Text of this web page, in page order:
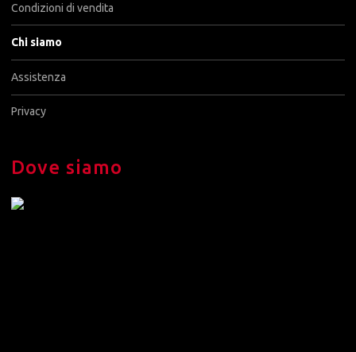
Condizioni di vendita
Chi siamo
Assistenza
Privacy
Dove siamo